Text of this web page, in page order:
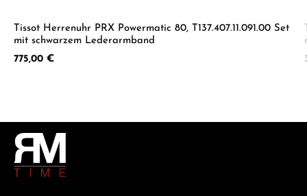
Tissot Herrenuhr PRX Powermatic 80, T137.407.11.091.00 Set
mit schwarzem Lederarmband
Regulärer Preis:
775,00 €